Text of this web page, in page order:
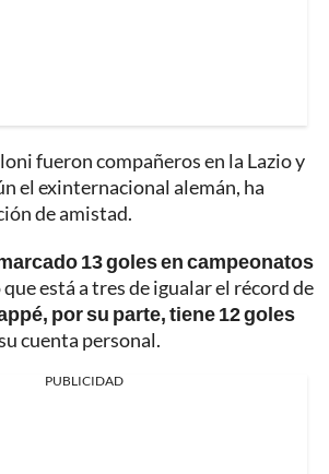
fueron compañeros en la Lazio y
el exinternacional alemán, ha
de amistad.
13 goles en campeonatos
está a tres de igualar el récord de
por su parte, tiene 12 goles
cuenta personal.
PUBLICIDAD